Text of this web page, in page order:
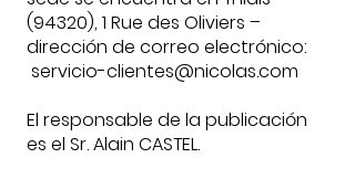
(94320), 1 Rue des Oliviers –
dirección de correo electrónico:
servicio-clientes@nicolas.com
El responsable de la publicación
es el Sr. Alain CASTEL.